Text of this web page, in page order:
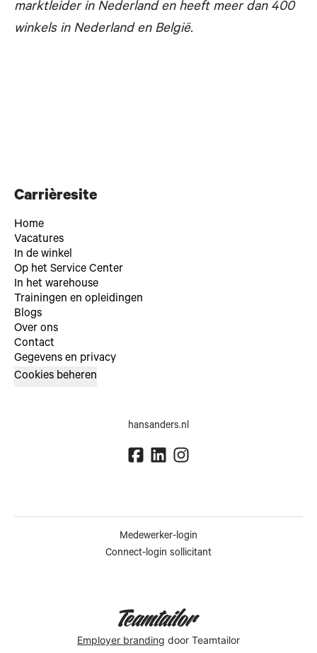
marktleider in Nederland en heeft meer dan 400
winkels in Nederland en België.
Carrièresite
Home
Vacatures
In de winkel
Op het Service Center
In het warehouse
Trainingen en opleidingen
Blogs
Over ons
Contact
Gegevens en privacy
Cookies beheren
hansanders.nl
Medewerker-login
Connect-login sollicitant
Employer branding door Teamtailor